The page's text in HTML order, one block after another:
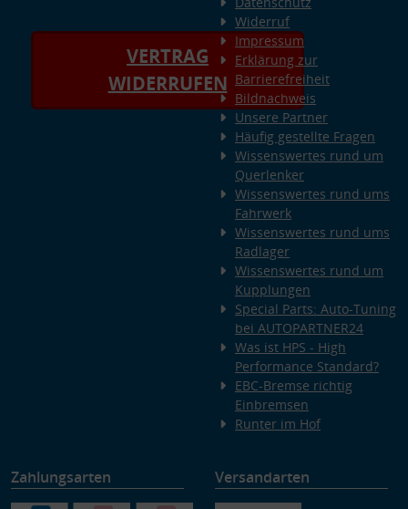
VERTRAG
WIDERRUFEN
Widerruf
Impressum
Erklärung zur
Barrierefreiheit
Bildnachweis
Unsere Partner
Häufig gestellte Fragen
Wissenswertes rund um
Querlenker
Wissenswertes rund ums
Fahrwerk
Wissenswertes rund ums
Radlager
Wissenswertes rund um
Kupplungen
Special Parts: Auto-Tuning
bei AUTOPARTNER24
Was ist HPS - High
Performance Standard?
EBC-Bremse richtig
Einbremsen
Runter im Hof
Zahlungsarten Versandarten